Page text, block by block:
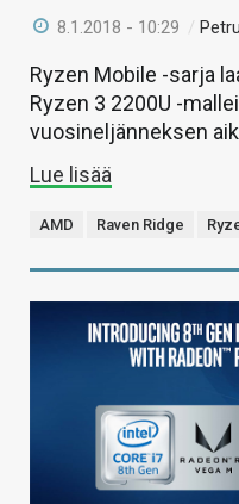
8.1.2018 - 10:29 /
Ryzen Mobile -sarja
Ryzen 3 2200U -
vuosineljänneksen
Lue lisää
AMD Raven Ridge